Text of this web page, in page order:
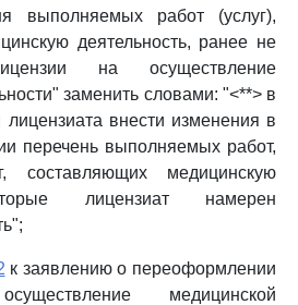
выполняемых работ (услуг),
деятельность, ранее не
на осуществление
заменить словами: "<**> в
внести изменения в
перечень выполняемых работ,
составляющих медицинскую
лицензиат намерен
к заявлению о переоформлении
медицинской